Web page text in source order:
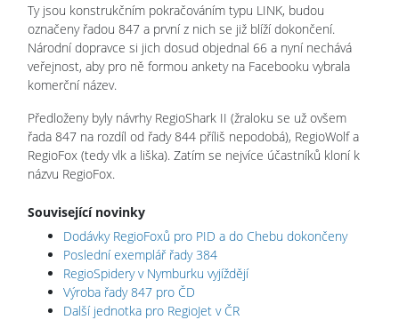
Ty jsou konstrukčním pokračováním typu LINK, budou
označeny řadou 847 a první z nich se již blíží dokončení.
Národní dopravce si jich dosud objednal 66 a nyní nechává
veřejnost, aby pro ně formou ankety na Facebooku vybrala
komerční název.
Předloženy byly návrhy RegioShark II (žraloku se už ovšem
řada 847 na rozdíl od řady 844 příliš nepodobá), RegioWolf a
RegioFox (tedy vlk a liška). Zatím se nejvíce účastníků kloní k
názvu RegioFox.
Související novinky
Dodávky RegioFoxů pro PID a do Chebu dokončeny
Poslední exemplář řady 384
RegioSpidery v Nymburku vyjíždějí
Výroba řady 847 pro ČD
Další jednotka pro RegioJet v ČR